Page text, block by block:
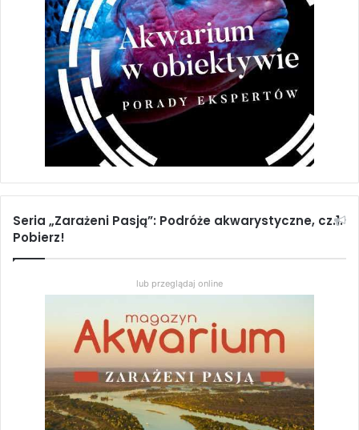
Seria „Zarażeni Pasją”: Podróże akwarystyczne, cz.1.
Pobierz!
lub przeglądaj online